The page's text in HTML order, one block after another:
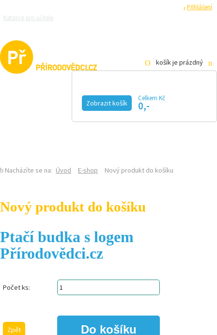
Přihlášení
Katalog pro učitele
košík je prázdný
Zobrazit košík
Celkem Kč
0,-
Nacházíte se na: Úvod E-shop Nový produkt do košíku
Nový produkt do košíku
Ptačí budka s logem
Přírodovědci.cz
Počet ks:
Zpět